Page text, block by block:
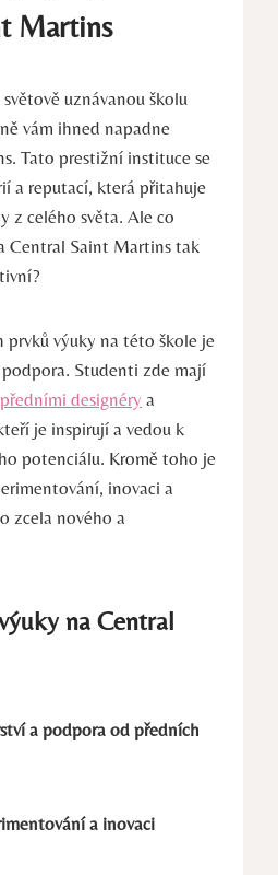
Martins
uznávanou školu
vám ihned napadne
​Tato prestižní instituce se
a reputací,⁢ která přitahuje
z celého světa. Ale co
Central Saint Martins ​tak
prvků výuky na této škole ‌je
Studenti zde mají
předními designéry a
⁤je inspirují a ⁣vedou k
potenciálu. ⁤Kromě toho je
inovaci a
zcela nového a
na ⁢Central
a⁣ podpora od předních
a ⁤inovaci